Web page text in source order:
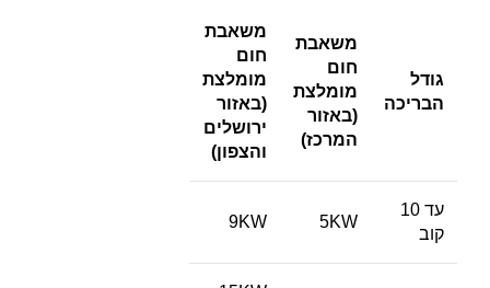
גודל
הבריכה
משאבת
חום
מומלצת
(באזור
המרכז)
משאבת
חום
מומלצת
(באזור
ירושלים
והצפון)
עד 10
קוב
5KW
9KW